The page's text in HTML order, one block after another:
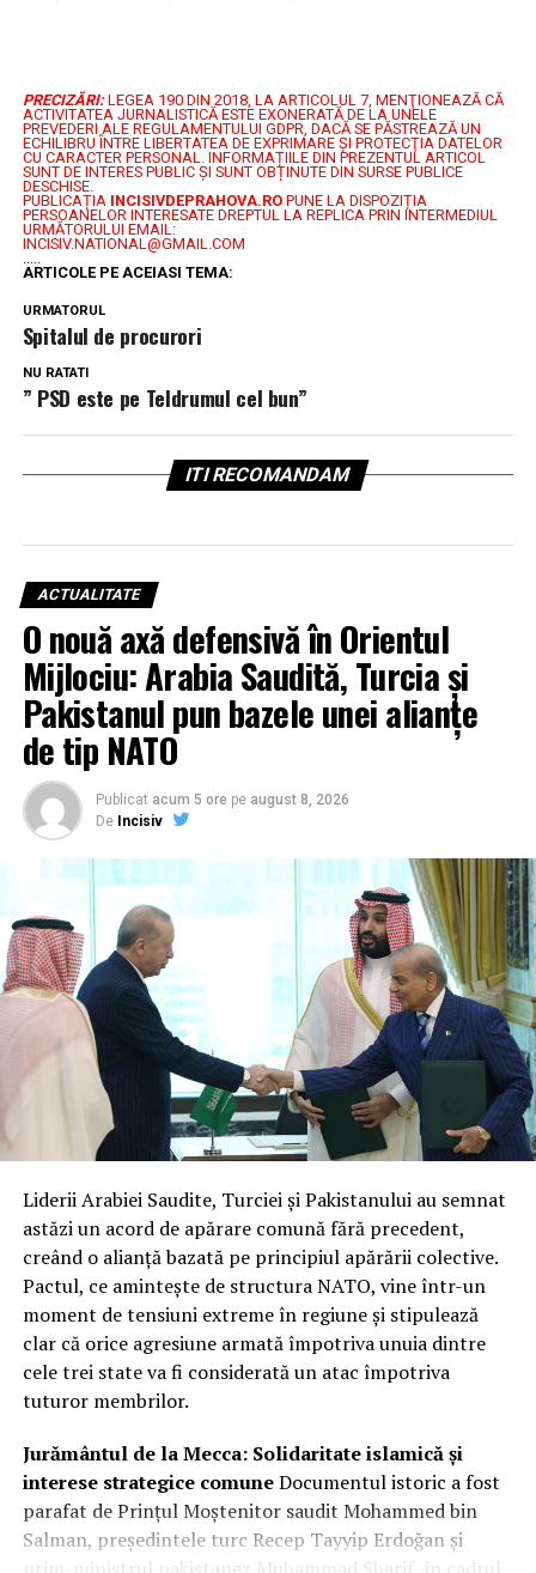
PRECIZĂRI: LEGEA 190 DIN 2018, LA ARTICOLUL 7, MENŢIONEAZĂ CĂ
ACTIVITATEA JURNALISTICĂ ESTE EXONERATĂ DE LA UNELE
PREVEDERI ALE REGULAMENTULUI GDPR, DACĂ SE PĂSTREAZĂ UN
ECHILIBRU ÎNTRE LIBERTATEA DE EXPRIMARE ŞI PROTECŢIA DATELOR
CU CARACTER PERSONAL. INFORMAȚIILE DIN PREZENTUL ARTICOL
SUNT DE INTERES PUBLIC ȘI SUNT OBȚINUTE DIN SURSE PUBLICE
DESCHISE.
PUBLICAȚIA INCISIVDEPRAHOVA.ROPUNE LA DISPOZIȚIA
PERSOANELOR INTERESATE DREPTUL LA REPLICA PRIN INTERMEDIUL
URMĂTORULUI EMAIL:
INCISIV.NATIONAL@GMAIL.COM
.....
ARTICOLE PE ACEIASI TEMA:
URMATORUL
Spitalul de procurori
NU RATATI
” PSD este pe Teldrumul cel bun”
ITI RECOMANDAM
ACTUALITATE
O nouă axă defensivă în Orientul
Mijlociu: Arabia Saudită, Turcia și
Pakistanul pun bazele unei alianțe
de tip NATO
Publicat acum 5 ore pe august 8, 2026
De Incisiv
Liderii Arabiei Saudite, Turciei și Pakistanului au semnat
astăzi un acord de apărare comună fără precedent,
creând o alianță bazată pe principiul apărării colective.
Pactul, ce amintește de structura NATO, vine într-un
moment de tensiuni extreme în regiune și stipulează
clar că orice agresiune armată împotriva unuia dintre
cele trei state va fi considerată un atac împotriva
tuturor membrilor.
Jurământul de la Mecca: Solidaritate islamică și
interese strategice comuneDocumentul istoric a fost
parafat de Prințul Moștenitor saudit Mohammed bin
Salman, președintele turc Recep Tayyip Erdoğan și